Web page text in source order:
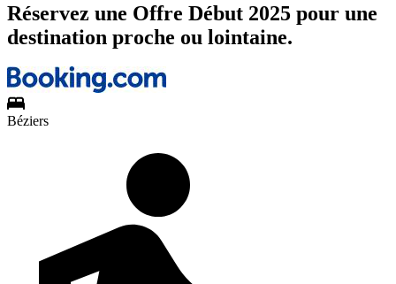
Réservez une Offre Début 2025 pour une
destination proche ou lointaine.
Béziers